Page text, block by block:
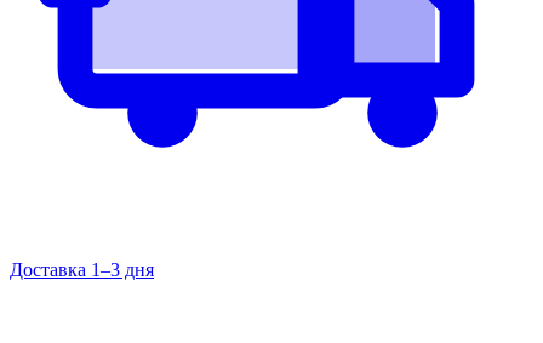
Доставка 1–3 дня